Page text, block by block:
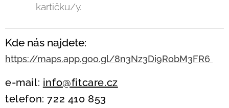
kartičku/y.
Kde nás najdete:
https://maps.app.goo.gl/8n3Nz3Di9RobM3FR6
e-mail: info@fitcare.cz
telefon: 722 410 853